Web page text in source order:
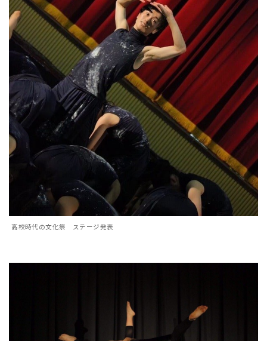
高校時代の文化祭 ステージ発表